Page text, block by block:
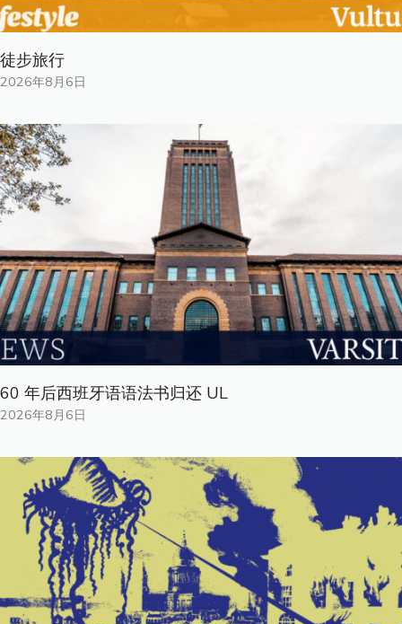
徒步旅行
2026年8月6日
60 年后西班牙语语法书归还 UL
2026年8月6日